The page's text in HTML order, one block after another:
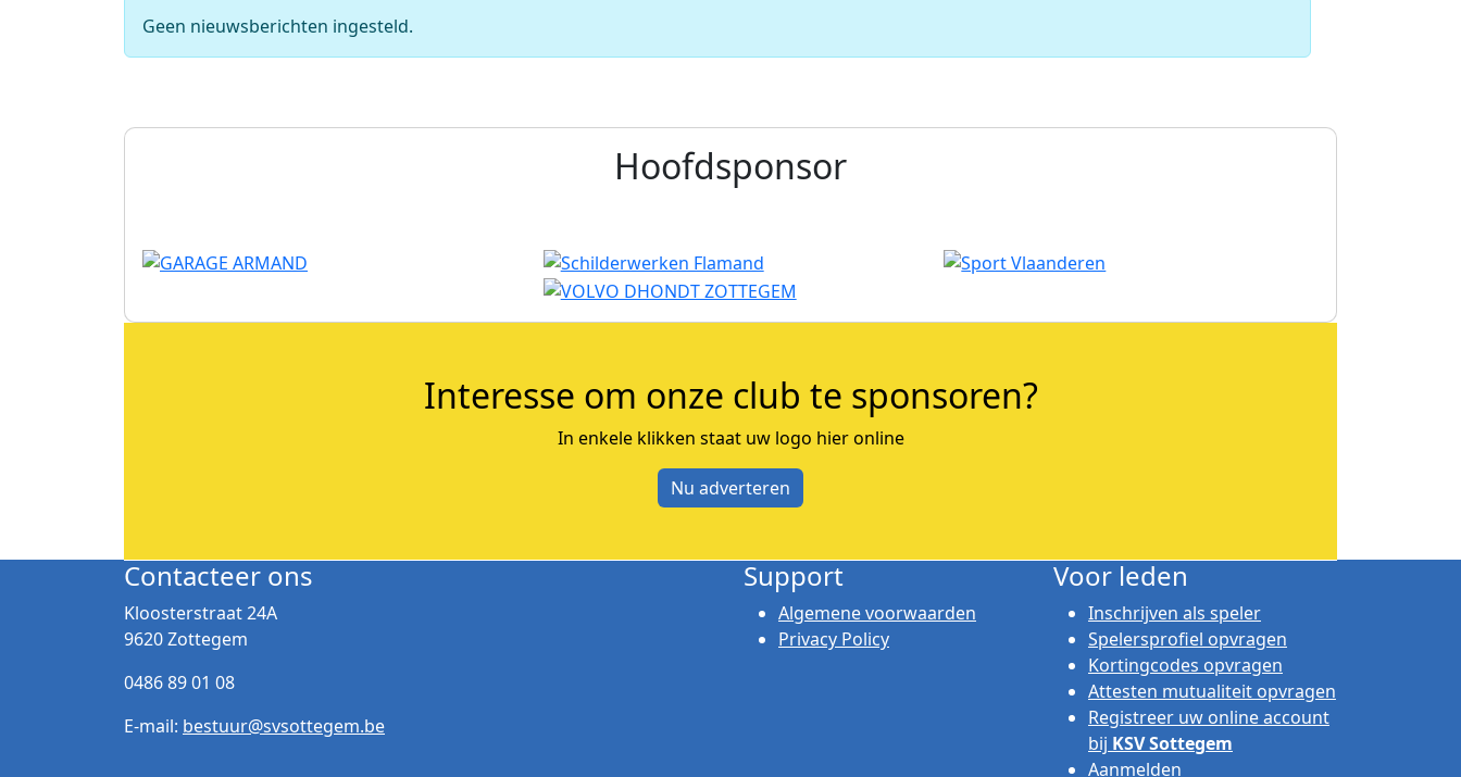
Geen nieuwsberichten ingesteld.
Hoofdsponsor
Interesse om onze club te sponsoren?
In enkele klikken staat uw logo hier online
Nu adverteren
Contacteer ons
Kloosterstraat 24A
9620 Zottegem
0486 89 01 08
E-mail: bestuur@svsottegem.be
Support
Algemene voorwaarden
Privacy Policy
Voor leden
Inschrijven als speler
Spelersprofiel opvragen
Kortingcodes opvragen
Attesten mutualiteit opvragen
Registreer uw online account
bij KSV Sottegem
Aanmelden